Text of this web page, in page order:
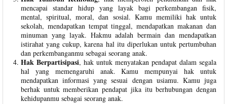
mencapai standar hidup yang layak bagi perkembangan fisik,
mental, spiritual, moral, dan sosial. Kamu memiliki hak untuk
sekolah, mendapatkan tempat tinggal, mendapatkan makanan dan
minuman yang layak. Hakmu adalah bermain dan mendapatkan
istirahat yang cukup, karena hal itu diperlukan untuk pertumbuhan
dan perkembanganmu sebagai seorang anak.
Hak Berpartisipasi, hak untuk menyatakan pendapat dalam segala
hal yang memengaruhi anak. Kamu mempunyai hak untuk
mendapatkan informasi yang sesuai dengan usiamu. Kamu juga
berhak untuk memberikan pendapat jika itu berhubungan dengan
kehidupanmu sebagai seorang anak.